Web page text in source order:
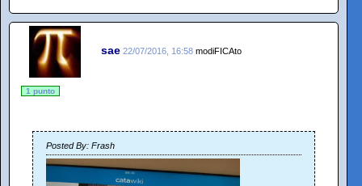
sae 22/07/2016, 16:58 modiFICAto
1 punto
Posted By: Frash